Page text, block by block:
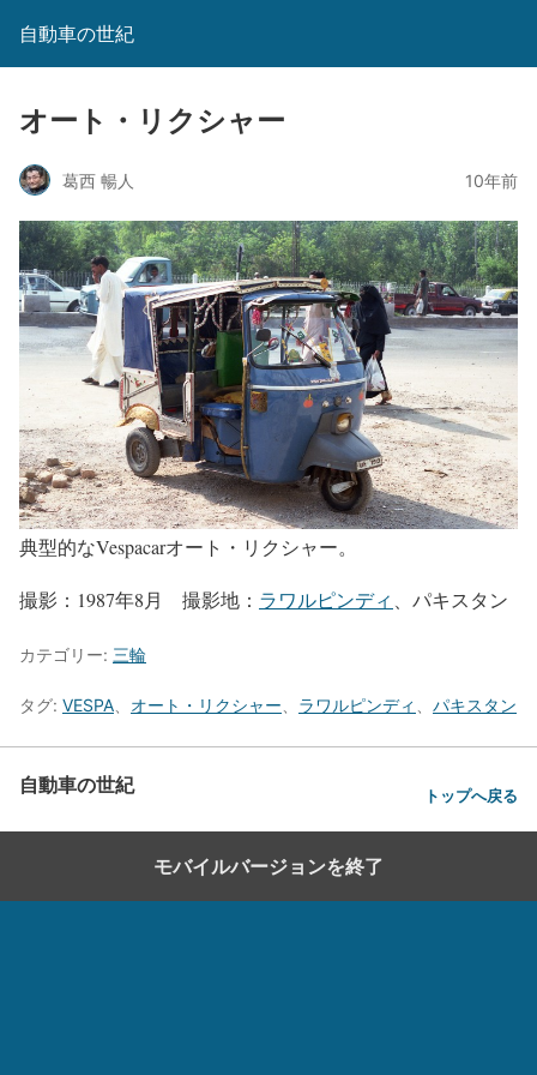
自動車の世紀
オート・リクシャー
葛西 暢人 10年前
典型的なVespacarオート・リクシャー。
撮影：1987年8月 撮影地： ラワルピンディ 、パキスタン
カテゴリー: 三輪
タグ: VESPA オート・リクシャー ラワルピンディ パキスタン
自動車の世紀 トップへ戻る
モバイルバージョンを終了